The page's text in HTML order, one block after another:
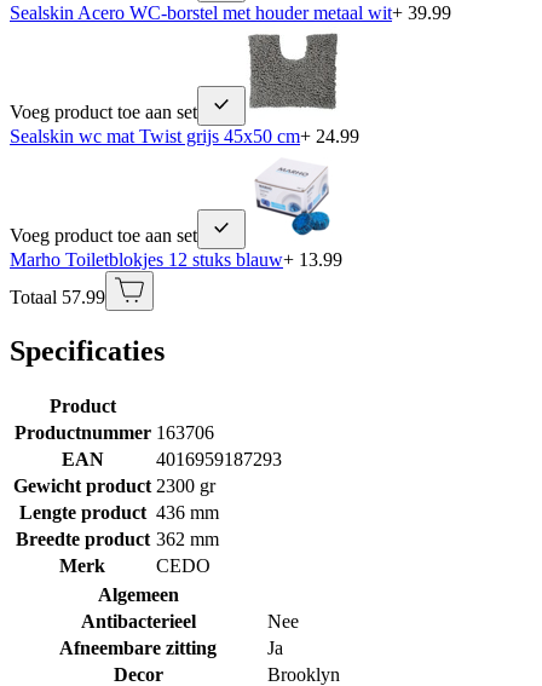
Sealskin Acero WC-borstel met houder metaal wit+ 39.99
Voeg product toe aan set
Sealskin wc mat Twist grijs 45x50 cm+ 24.99
Voeg product toe aan set
Marho Toiletblokjes 12 stuks blauw+ 13.99
Totaal 57.99
Specificaties
Product
Productnummer 163706
EAN
4016959187293
Gewicht product 2300 gr
Lengte product 436 mm
Breedte product 362 mm
Merk
CEDO
Algemeen
Antibacterieel
Nee
Afneembare zitting
Ja
Decor
Brooklyn